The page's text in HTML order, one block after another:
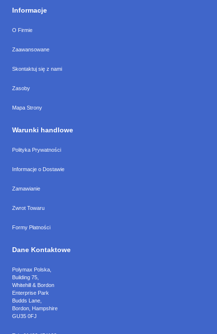
Informacje
O Firmie
Zaawansowane
Skontaktuj się z nami
Zasoby
Mapa Strony
Warunki handlowe
Polityka Prywatności
Informacje o Dostawie
Zamawianie
Zwrot Towaru
Formy Płatności
Dane Kontaktowe
Polymax Polska
Building 75,
Whitehill & Bordon
Enterprise Park
Budds Lane
Bordon Hampshire
GU35 0FJ